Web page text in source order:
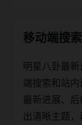
移动端搜
明星八卦最
端搜索和站
最新进展、
出清晰主题